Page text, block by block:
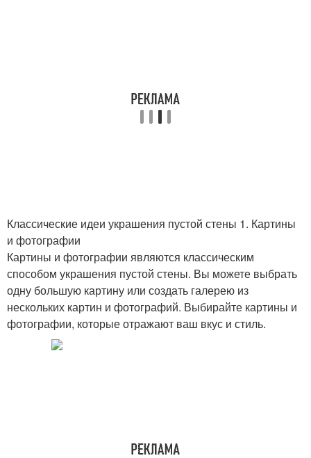
Классические идеи украшения пустой стены 1. Картины
и фотографии
Картины и фотографии являются классическим
способом украшения пустой стены. Вы можете выбрать
одну большую картину или создать галерею из
нескольких картин и фотографий. Выбирайте картины и
фотографии, которые отражают ваш вкус и стиль.